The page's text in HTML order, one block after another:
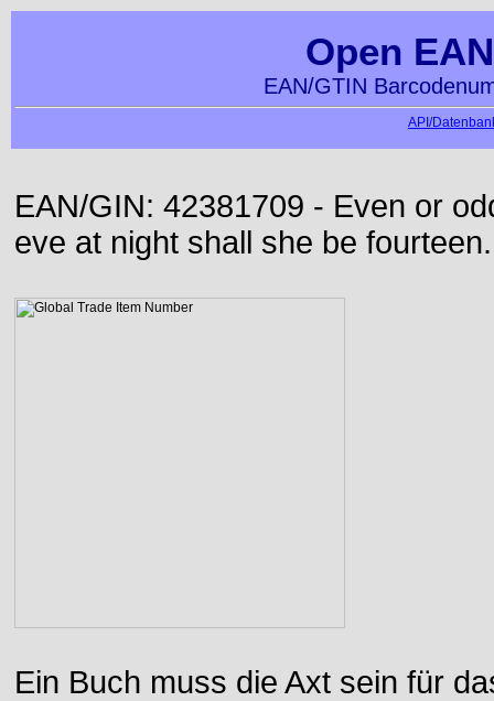
Open
EAN/GTIN
API/
EAN/GIN: 42381709 - Even or
eve at night shall she be fourteen.
Ein Buch muss die Axt sein für